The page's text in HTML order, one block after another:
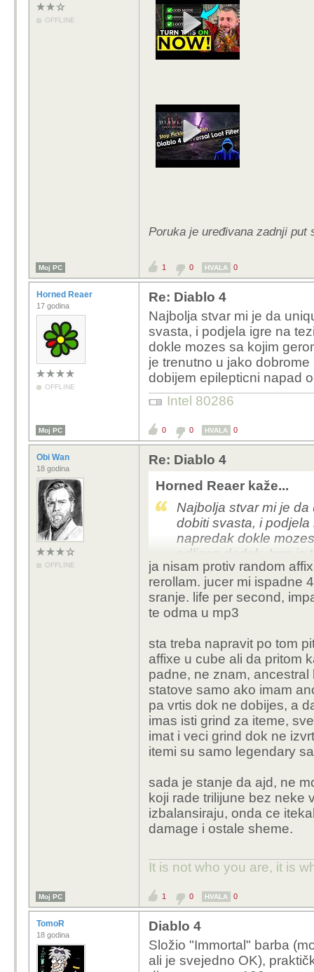
OFFLINE
Poruka je uređivana zadnji put
Moj PC 1 0 HVALA 0
Horned Reaer
17 godina
OFFLINE
Re: Diablo 4
Najbolja stvar mi je da
svasta, i podjela igre na
dokle mozes sa kojim
je trenutno u jako
dobijem epilepticni napad
Intel 80286
Moj PC 0 0 HVALA 0
Obi Wan
18 godina
OFFLINE
Re: Diablo 4
Horned Reaer kaže...
Najbolja stvar mi je
dobiti svasta, i
napredak dokle
odlican dodak. Igra
smanje efekte
bljeskanja haha
ja nisam protiv random
rerollam. jucer mi ispadne
sranje. life per second,
te odma u mp3
sta treba napravit po tom
affixe u cube ali da pritom
padne, ne znam,
statove samo ako imam
pa vrtis dok ne dobijes, a
imas isti grind za iteme,
imat i veci grind dok ne
itemi su samo legendary
sada je stanje da ajd, ne
koji rade trilijune bez neke
izbalansiraju, onda ce
damage i ostale sheme.
It is not who you are, it is
Moj PC 1 0 HVALA 0
TomoR
18 godina
Diablo 4
Složio "Immortal" barba
ali je svejedno OK),